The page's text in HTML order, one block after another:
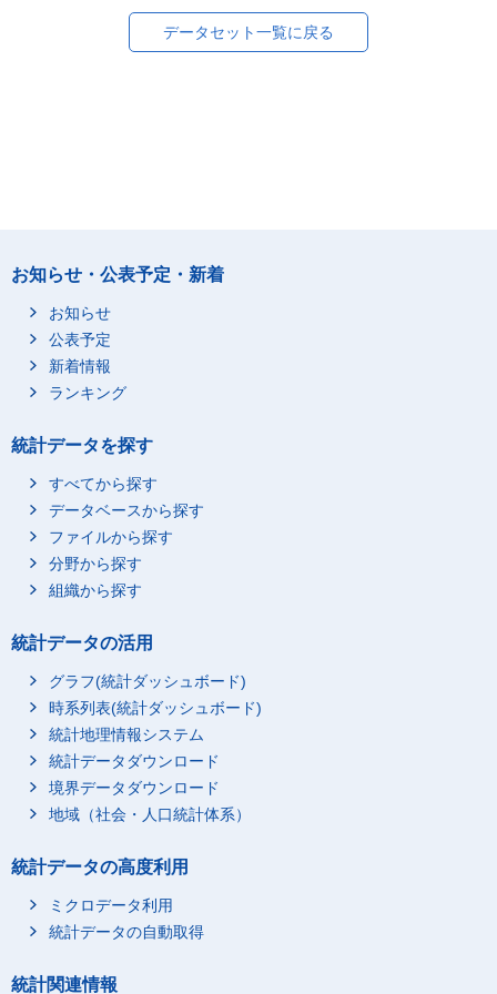
データセット一覧に戻る
お知らせ・公表予定・新着
お知らせ
公表予定
新着情報
ランキング
統計データを探す
すべてから探す
データベースから探す
ファイルから探す
分野から探す
組織から探す
統計データの活用
グラフ(統計ダッシュボード)
時系列表(統計ダッシュボード)
統計地理情報システム
統計データダウンロード
境界データダウンロード
地域（社会・人口統計体系）
統計データの高度利用
ミクロデータ利用
統計データの自動取得
統計関連情報